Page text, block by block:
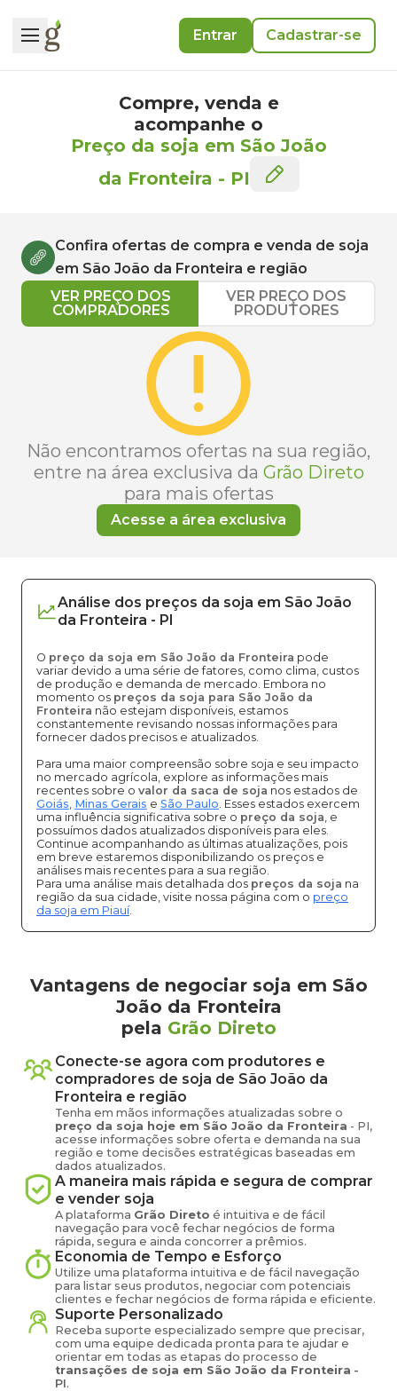
Entrar Cadastrar-se
Compre, venda e
acompanhe o
Preço da soja em São João
da Fronteira - PI
Confira ofertas de compra e venda de soja
em São João da Fronteira e região
VER PREÇO DOS
COMPRADORES
VER PREÇO DOS
PRODUTORES
Não encontramos ofertas na sua região,
entre na área exclusiva da Grão Direto
para mais ofertas
Acesse a área exclusiva
Análise dos preços da soja em São João
da Fronteira - PI
O preço da soja em São João da Fronteira pode
variar devido a uma série de fatores, como clima, custos
de produção e demanda de mercado. Embora no
momento os preços da soja para São João da
Fronteira não estejam disponíveis, estamos
constantemente revisando nossas informações para
fornecer dados precisos e atualizados.
Para uma maior compreensão sobre soja e seu impacto
no mercado agrícola, explore as informações mais
recentes sobre o valor da saca de soja nos estados de
Goiás, Minas Gerais e São Paulo. Esses estados exercem
uma influência significativa sobre o preço da soja, e
possuímos dados atualizados disponíveis para eles.
Continue acompanhando as últimas atualizações, pois
em breve estaremos disponibilizando os preços e
análises mais recentes para a sua região.
Para uma análise mais detalhada dos preços da soja na
região da sua cidade, visite nossa página com o preço
da soja em Piauí.
Vantagens de negociar soja em São
João da Fronteira
pela Grão Direto
Conecte-se agora com produtores e
compradores de soja de São João da
Fronteira e região
Tenha em mãos informações atualizadas sobre o
preço da soja hoje em São João da Fronteira - PI,
acesse informações sobre oferta e demanda na sua
região e tome decisões estratégicas baseadas em
dados atualizados.
A maneira mais rápida e segura de comprar
e vender soja
A plataforma Grão Direto é intuitiva e de fácil
navegação para você fechar negócios de forma
rápida, segura e ainda concorrer a prêmios.
Economia de Tempo e Esforço
Utilize uma plataforma intuitiva e de fácil navegação
para listar seus produtos, negociar com potenciais
clientes e fechar negócios de forma rápida e eficiente.
Suporte Personalizado
Receba suporte especializado sempre que precisar,
com uma equipe dedicada pronta para te ajudar e
orientar em todas as etapas do processo de
transações de soja em São João da Fronteira -
PI.